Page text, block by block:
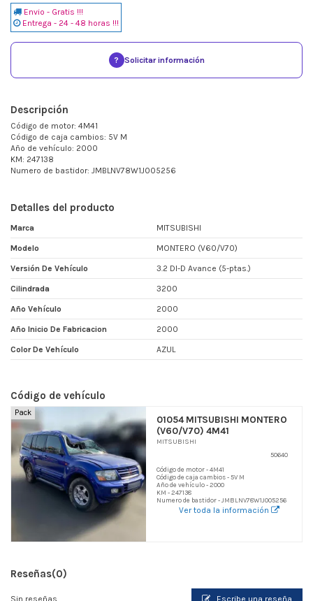
Envio - Gratis !!!
Entrega - 24 - 48 horas !!!
? Solicitar información
Descripción
Código de motor: 4M41
Código de caja cambios: 5V M
Año de vehículo: 2000
KM: 247138
Numero de bastidor: JMBLNV78W1J005256
Detalles del producto
Marca MITSUBISHI
Modelo MONTERO (V60/V70)
Versión De Vehículo 3.2 DI-D Avance (5-ptas.)
Cilindrada 3200
Año Vehículo 2000
Año Inicio De Fabricacion 2000
Color De Vehículo AZUL
Código de vehículo
Pack
01054 MITSUBISHI MONTERO
(V60/V70) 4M41
MITSUBISHI
50640
Código de motor - 4M41
Código de caja cambios - 5V M
Año de vehículo - 2000
KM - 247138
Numero de bastidor - JMBLNV78W1J005256
Ver toda la información
Reseñas(0)